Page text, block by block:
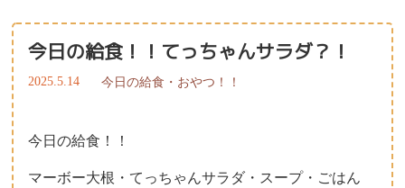
今日の給食！！てっちゃんサラダ？！
2025.5.14 今日の給食・おやつ！！
今日の給食！！
マーボー大根・てっちゃんサラダ・スープ・ごはん